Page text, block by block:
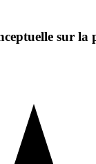
sur la